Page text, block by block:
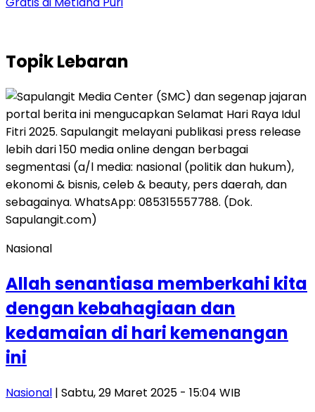
TopikLebaran
Nasional
Allah senantiasa memberkahi kita
dengan kebahagiaan dan
kedamaian di hari kemenangan
ini
Nasional | Sabtu, 29 Maret 2025 - 15:04 WIB